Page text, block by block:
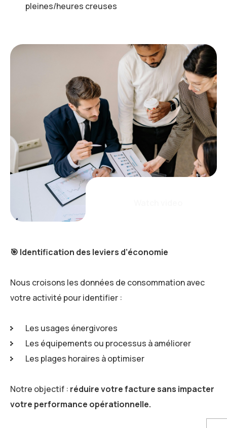
pleines/heures creuses
🎯 Identification des leviers d’économie
Nous croisons les données de consommation avec
votre activité pour identifier :
Les usages énergivores
Les équipements ou processus à améliorer
Les plages horaires à optimiser
Notre objectif : réduire votre facture sans impacter
votre performance opérationnelle.